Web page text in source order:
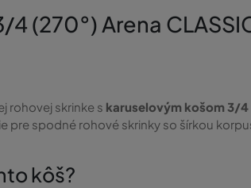
4 (270°) Arena
rohovej skrinke s karuselovým košom 3/4
pre spodné rohové skrinky so šírkou
kôš?